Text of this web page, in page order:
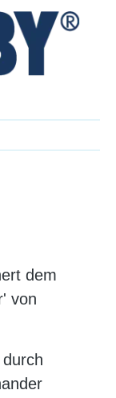
dem
von